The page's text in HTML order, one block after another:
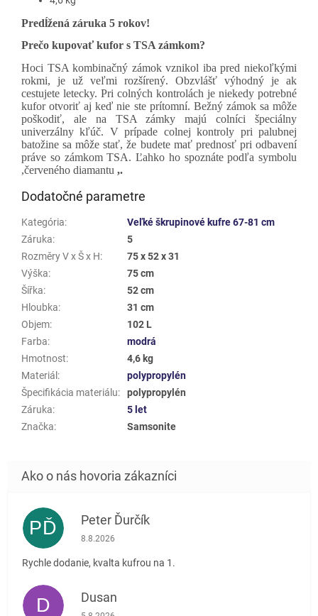
Predĺžená záruka 5 rokov!
Prečo kupovať kufor s TSA zámkom?
Hoci TSA kombinačný zámok vznikol iba pred niekoľkými
rokmi, je už veľmi rozšírený. Obzvlášť výhodný je ak
cestujete letecky. Pri colných kontrolách je niekedy potrebné
kufor otvoriť aj keď nie ste prítomní. Bežný zámok sa môže
poškodiť, ale na TSA zámky majú colníci špeciálny
univerzálny kľúč. V prípade colnej kontroly pri palubnej
batožine sa môže stať, že budete mať prednosť pri odbavení
práve so zámkom TSA. Ľahko ho spoznáte podľa symbolu
,červeného diamantu ,.
Dodatočné parametre
Kategória:
Veľké škrupinové kufre 67-81 cm
Záruka:
5
Rozměry V x Š x H:
75 x 52 x 31
Výška:
75 cm
Šířka:
52 cm
Hloubka:
31 cm
Objem:
102 L
Farba:
modrá
Hmotnost:
4,6 kg
Materiál :
polypropylén
Špecifikácia materiálu:
polypropylén
Záruka:
5 let
Značka: Samsonite
PĎ Peter Ďurčík
Hodnotenie obchodu je 5 z 5 hviezdičiek.
8.8.2026
Rychle dodanie, kvalta kufrou na 1.
D Dusan
Hodnotenie obchodu je 5 z 5 hviezdičiek.